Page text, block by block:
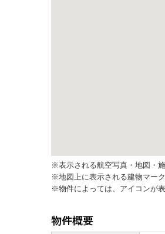
※表示される航空写真・地図・
※地図上に表示される建物マー
※物件によっては、アイコンが